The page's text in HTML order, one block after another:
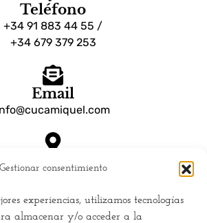
Gestionar consentimiento
experiencias, utilizamos tecnologías
almacenar y/o acceder a la
Teléfono
+34 91 883 44 55 /
+34 679 379 253
Email
Dónde estamos
25 28010 Madrid España
Empresa